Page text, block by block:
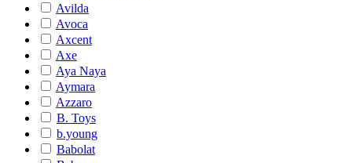
Avilda
Avoca
Axcent
Axe
Aya Naya
Aymara
Azzaro
B. Toys
b.young
Babolat